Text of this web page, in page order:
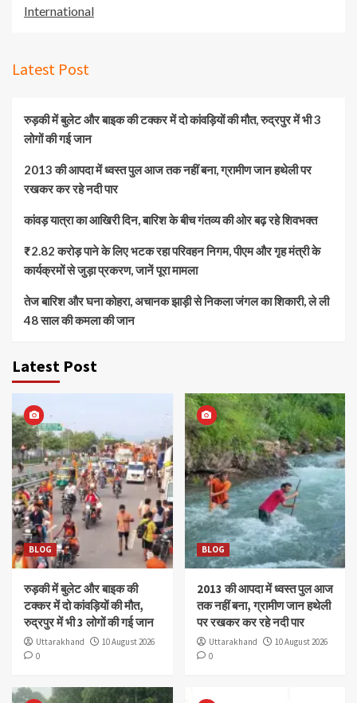
International
Latest Post
रुड़की में बुलेट और बाइक की टक्कर में दो कांवड़ियों की मौत, रुद्रपुर में भी 3
लोगों की गई जान
2013 की आपदा में ध्वस्त पुल आज तक नहीं बना, ग्रामीण जान हथेली पर
रखकर कर रहे नदी पार
कांवड़ यात्रा का आखिरी दिन, बारिश के बीच गंतव्य की ओर बढ़ रहे शिवभक्त
₹2.82 करोड़ पाने के लिए भटक रहा परिवहन निगम, पीएम और गृह मंत्री के
कार्यक्रमों से जुड़ा प्रकरण, जानें पूरा मामला
तेज बारिश और घना कोहरा, अचानक झाड़ी से निकला जंगल का शिकारी, ले ली
48 साल की कमला की जान
Latest Post
BLOG
रुड़की में बुलेट और बाइक की
टक्कर में दो कांवड़ियों की मौत,
रुद्रपुर में भी 3 लोगों की गई जान
Uttarakhand
10 August 2026
0
BLOG
2013 की आपदा में ध्वस्त पुल आज
तक नहीं बना, ग्रामीण जान हथेली
पर रखकर कर रहे नदी पार
Uttarakhand
10 August 2026
0